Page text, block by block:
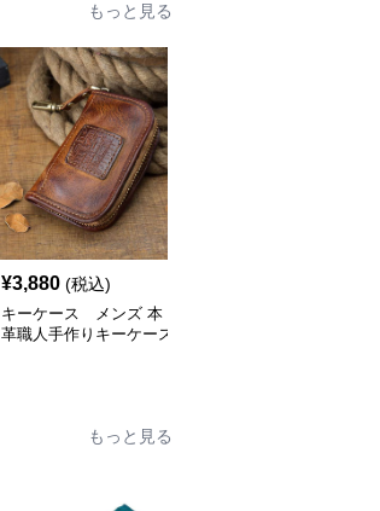
もっと見る
¥3,880 (税込)
キーケース メンズ 本
革職人手作りキーケース
もっと見る